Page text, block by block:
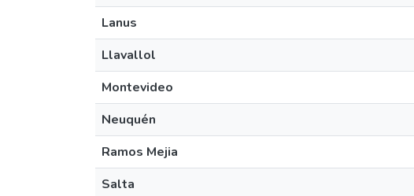
Lanus
Llavallol
Montevideo
Neuquén
Ramos Mejia
Salta